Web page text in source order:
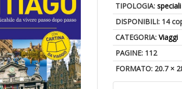
TIPOLOGIA:speciali
DISPONIBILI: 14
CATEGORIA:Viaggi
PAGINE: 112
FORMATO: 20.7 ×